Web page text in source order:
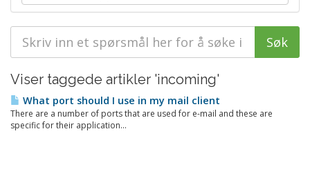
Viser taggede artikler 'incoming'
What port should I use in my mail client
There are a number of ports that are used for e-mail and these are
specific for their application...